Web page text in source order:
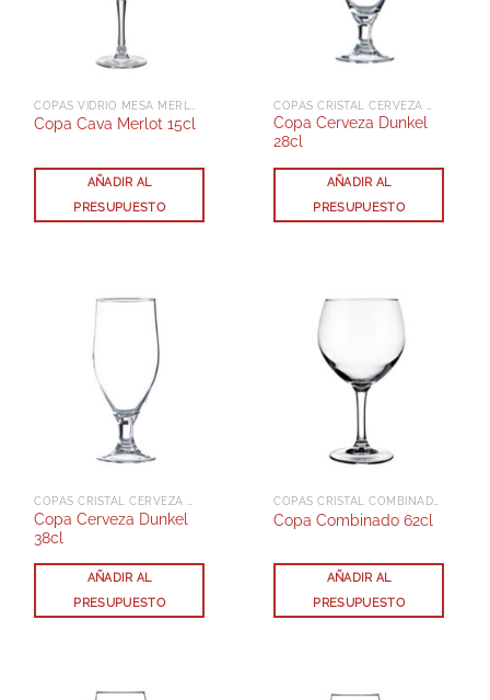
Copa Cava Merlot 15cl
AÑADIR AL
PRESUPUESTO
Copa Cerveza Dunkel
28cl
AÑADIR AL
PRESUPUESTO
Copa Cerveza Dunkel
38cl
AÑADIR AL
PRESUPUESTO
Copa Combinado 62cl
AÑADIR AL
PRESUPUESTO